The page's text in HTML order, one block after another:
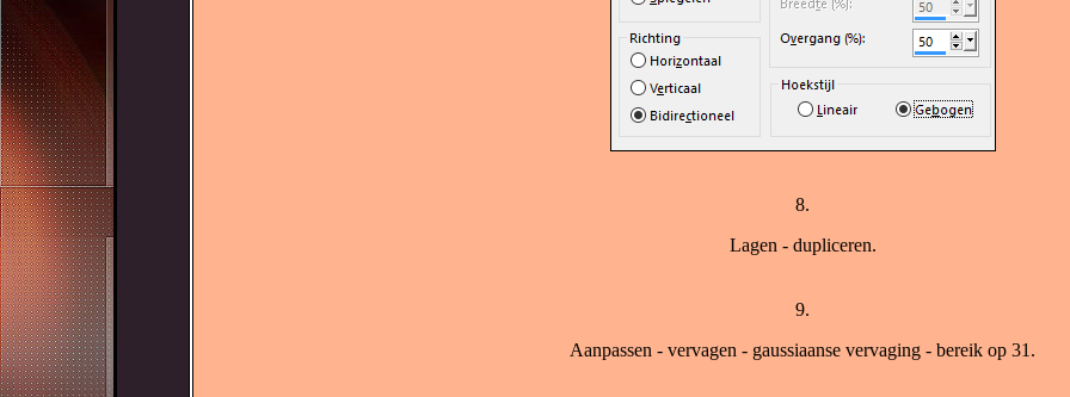
8.
Lagen - dupliceren.
9.
Aanpassen - vervagen - gaussiaanse vervaging - bereik op 31.